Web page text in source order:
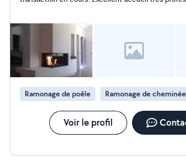
Ramonage de poêle Ramonage de cheminée
Voir le profil